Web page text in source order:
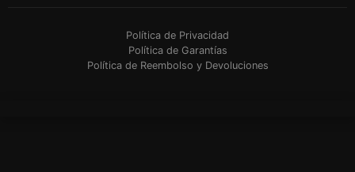
Política de Privacidad
Política de Garantías
Política de Reembolso y Devoluciones